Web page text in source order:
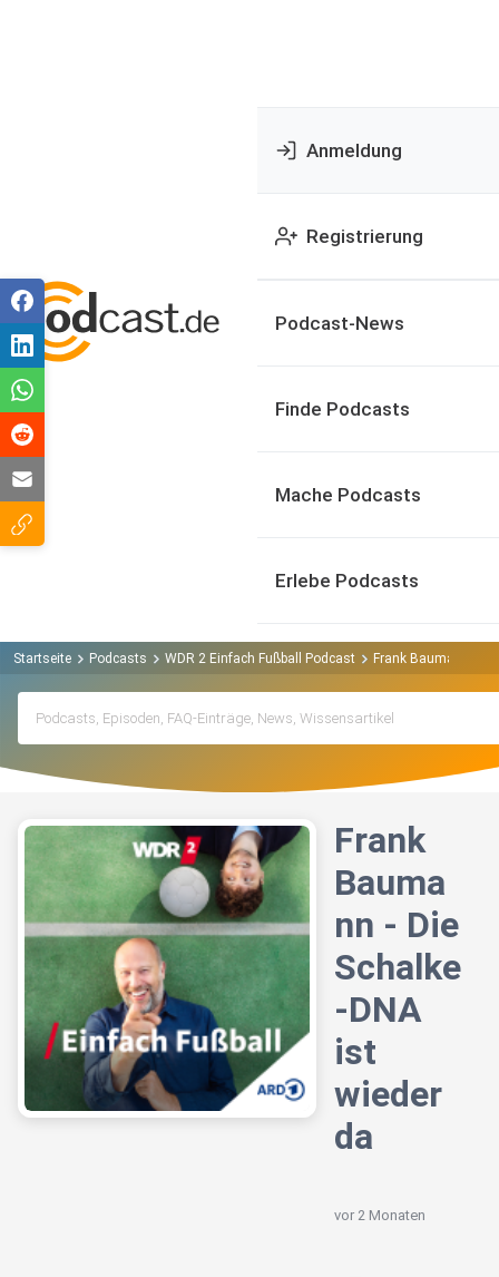
Anmeldung
Registrierung
Podcast-News
Finde Podcasts
Mache Podcasts
Erlebe Podcasts
Startseite Podcasts WDR 2 Einfach Fußball Podcast Frank Baumann -
Frank
Bauma
nn - Die
Schalke
-DNA
ist
wieder
da
vor 2 Monaten